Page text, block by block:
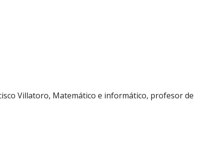
Villatoro, Matemático e informático, profesor de